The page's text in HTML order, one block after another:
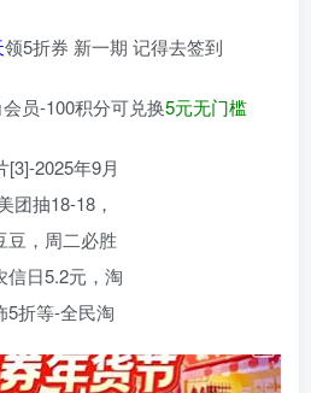
领5折券 新一期 记得去签到
员-100积分可兑换5元无门槛